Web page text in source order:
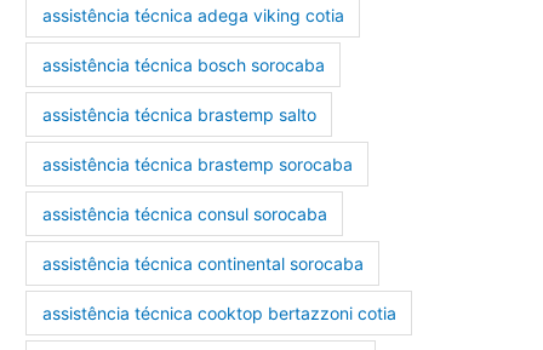
assistência técnica adega viking cotia
assistência técnica bosch sorocaba
assistência técnica brastemp salto
assistência técnica brastemp sorocaba
assistência técnica consul sorocaba
assistência técnica continental sorocaba
assistência técnica cooktop bertazzoni cotia